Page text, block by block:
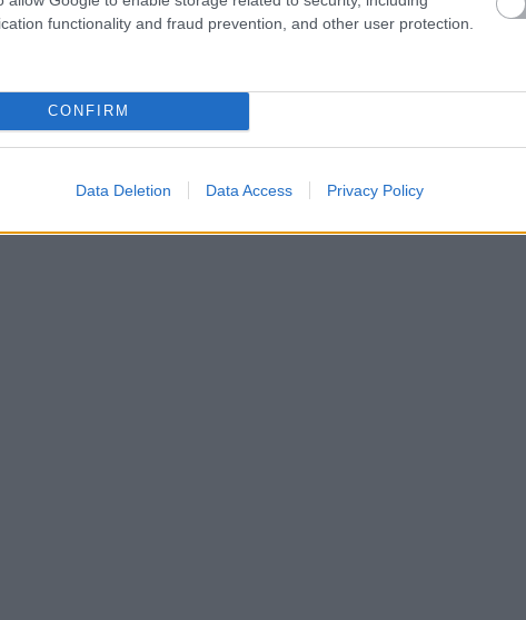
functionality and fraud prevention, and other user protection.
CONFIRM
Data Deletion Data Access Privacy Policy